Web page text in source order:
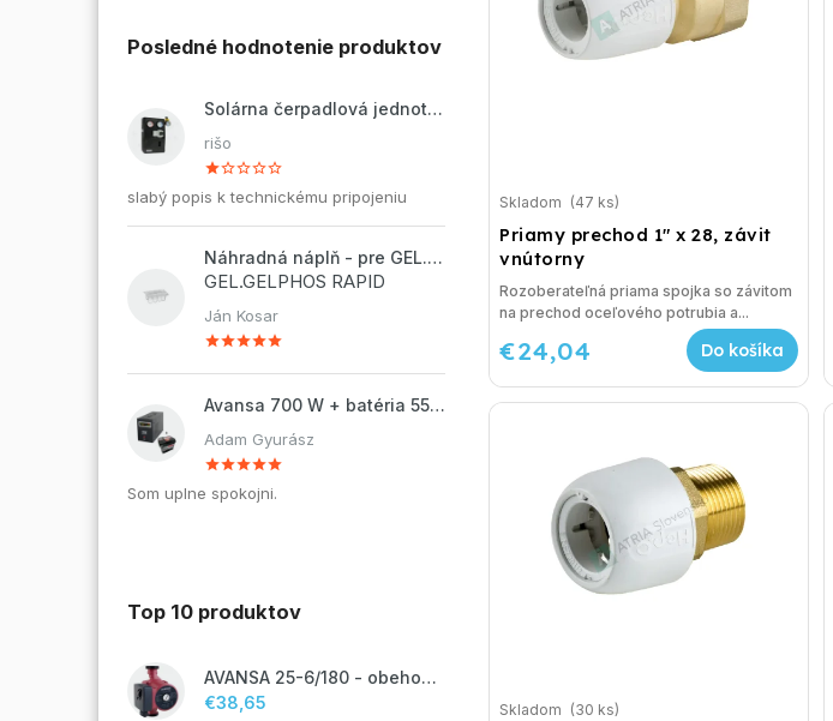
Posledné hodnotenie produktov
Solárna čerpadlová jednotka ZP2-12 ECO
rišo
slabý popis k technickému pripojeniu
Náhradná náplň - pre GEL.DOSAPHOS 250 - 8x náplň
GEL.GELPHOS RAPID
Ján Kosar
Avansa 700 W + batéria 55Ah
Adam Gyurász
Som uplne spokojni.
Top 10 produktov
AVANSA 25-6/180 - obehové čerpadlo, pripojovací závit 6/4"
€38,65
Priamy prechod 1" x 28, závit
vnútorny
Skladom (47 ks)
€24,04 Do košíka
Rozoberateľná priama spojka so závitom
na prechod oceľového potrubia a...
Skladom (30 ks)